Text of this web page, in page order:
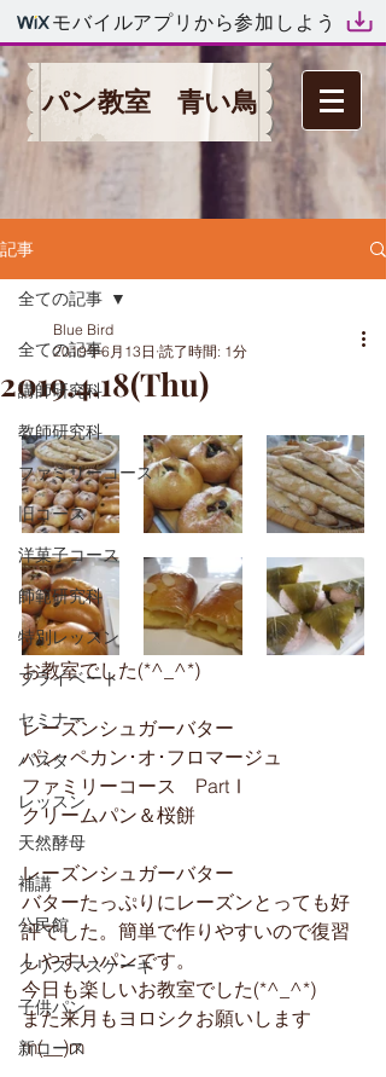
モバイルアプリから参加しよう
パン教室 青い鳥
記事
全ての記事
講師研究科
教師研究科
ファミリーコース
旧コース
洋菓子コース
師範研究科
特別レッスン
プライベート
セミナー
パスタ
レッスン
天然酵母
補講
公民館
クリスマスケーキ
子供パン
新コース
全ての記事
2019.4.18(Thu)
Blue Bird
2019年6月13日 読了時間: 1分
お教室でした(*^_^*)
レーズンシュガーバター
パン･ペカン･オ･フロマージュ
ファミリーコース　PartⅠ
クリームパン＆桜餅
レーズンシュガーバター
バターたっぷりにレーズンとっても好
評でした。簡単で作りやすいので復習
しやすいパンです。
今日も楽しいお教室でした(*^_^*)
また来月もヨロシクお願いします
m(__)m